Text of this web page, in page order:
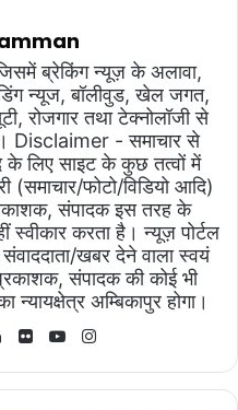
ब्रेकिंग न्यूज़ के अलावा,
न्यूज, बॉलीवुड, खेल जगत,
रोजगार तथा टेक्नोलॉजी से
Disclaimer - समाचार से
के लिए साइट के कुछ तत्वों में
(समाचार/फोटो/विडियो आदि)
संपादक इस तरह के
स्वीकार करता है। न्यूज़ पोर्टल
खबर देने वाला स्वयं
संपादक की कोई भी
न्यायक्षेत्र अम्बिकापुर होगा।
LinkedIn
Flickr YouTube